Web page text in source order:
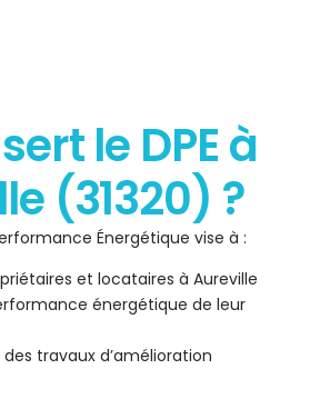
le DPE à
(31320) ?
Énergétique vise à :
et locataires à Aureville
énergétique de leur
travaux d’amélioration